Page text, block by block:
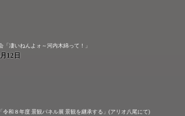
「凄いねんよォ～河内木綿って！」
12日
令和８年度 景観パネル展 景観を継承する」(アリオ八尾にて)